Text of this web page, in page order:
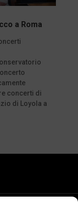
a Roma
concerti di
di Loyola a